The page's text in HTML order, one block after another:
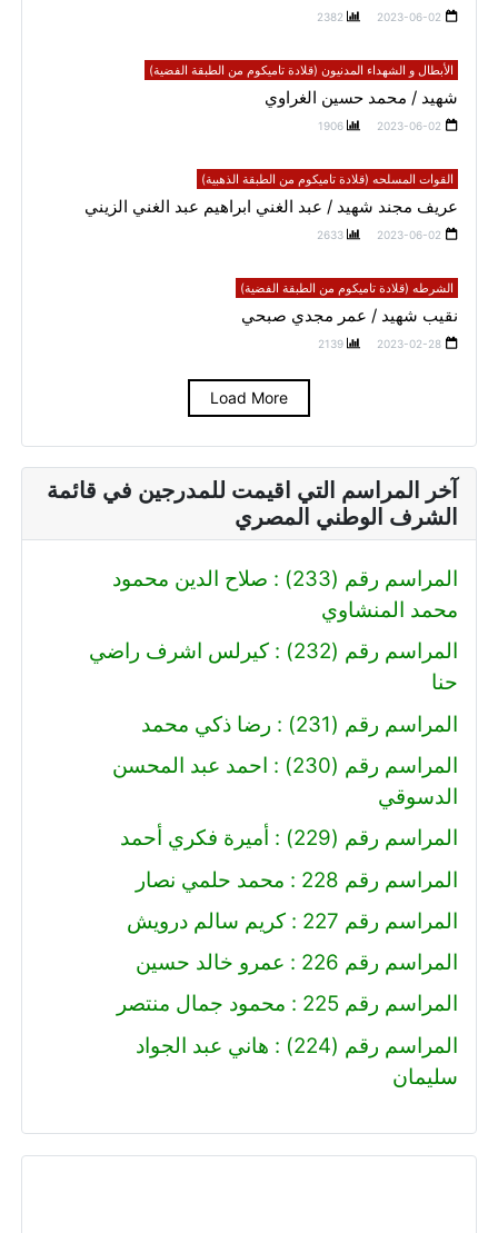
2023-06-02
2382
الأبطال و الشهداء المدنيون (قلادة تاميكوم من الطبقة الفضية)
شهيد / محمد حسين الغراوي
2023-06-02
1906
القوات المسلحه (قلادة تاميكوم من الطبقة الذهبية)
عريف مجند شهيد / عبد الغني ابراهيم عبد الغني الزيني
2023-06-02
2633
الشرطه (قلادة تاميكوم من الطبقة الفضية)
نقيب شهيد / عمر مجدي صبحي
2023-02-28
2139
Load More
آخر المراسم التي اقيمت للمدرجين في قائمة
الشرف الوطني المصري
المراسم رقم (233) : صلاح الدين محمود
محمد المنشاوي
المراسم رقم (232) : كيرلس اشرف راضي
حنا
المراسم رقم (231) : رضا ذكي محمد
المراسم رقم (230) : احمد عبد المحسن
الدسوقي
المراسم رقم (229) : أميرة فكري أحمد
المراسم رقم 228 : محمد حلمي نصار
المراسم رقم 227 : كريم سالم درويش
المراسم رقم 226 : عمرو خالد حسين
المراسم رقم 225 : محمود جمال منتصر
المراسم رقم (224) : هاني عبد الجواد
سليمان